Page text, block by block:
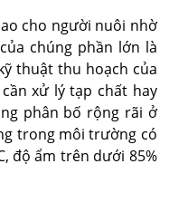
cho người nuôi nhờ
chúng phần lớn là
thuật thu hoạch của
xử lý tạp chất hay
phân bố rộng rãi ở
trong môi trường có
độ ẩm trên dưới 85%